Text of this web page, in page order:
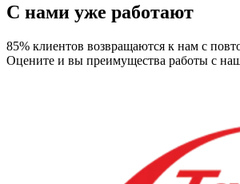
С нами уже работают
85% клиентов возвращаются к нам с
Оцените и вы преимущества работы с